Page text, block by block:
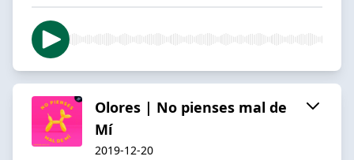
Olores | No pienses mal de
Mí
2019-12-20